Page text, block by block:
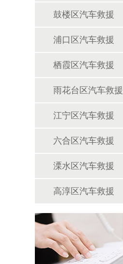
鼓楼区汽车救援
浦口区汽车救援
栖霞区汽车救援
雨花台区汽车救援
江宁区汽车救援
六合区汽车救援
溧水区汽车救援
高淳区汽车救援